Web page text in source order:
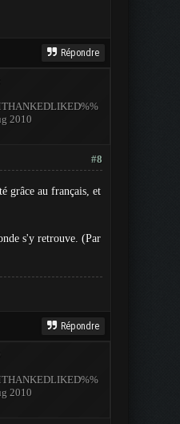
Répondre
2010
#8
grâce au français, et
s'y retrouve. (Par
Répondre
2010